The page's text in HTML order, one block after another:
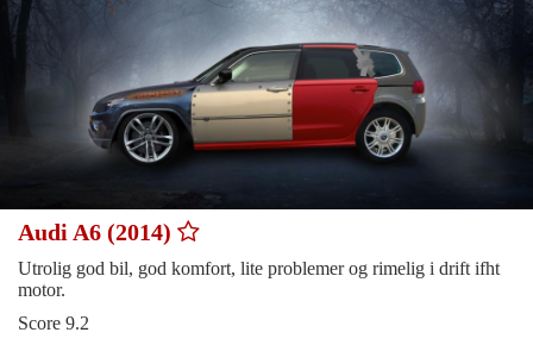
Audi A6 (2014)
Utrolig god bil, god komfort, lite problemer og rimelig i drift ifht
motor.
Score 9.2